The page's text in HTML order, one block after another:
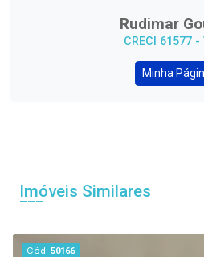
Rudimar
CRECI 61577 -
Minha
Imóveis Similares
Cód.50166